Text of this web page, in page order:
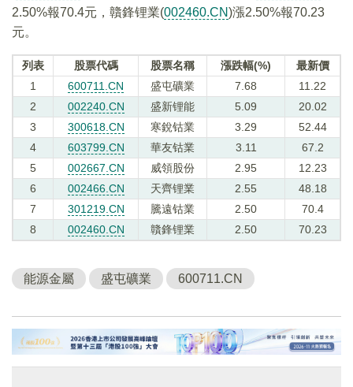
2.50%報70.4元，贛鋒锂業(002460.CN)漲2.50%報70.23
元。
列表 股票代碼 股票名稱 漲跌幅(%)
最新價
1
600711.CN 盛屯礦業 7.68
11.22
2
002240.CN 盛新锂能 5.09
20.02
3
300618.CN 寒銳钴業 3.29
52.44
4
603799.CN 華友钴業 3.11
67.2
5
002667.CN 威領股份 2.95
12.23
6
002466.CN 天齊锂業 2.55
48.18
7
301219.CN 騰遠钴業 2.50
70.4
8
002460.CN 贛鋒锂業 2.50 70.23
能源金屬 盛屯礦業 600711.CN